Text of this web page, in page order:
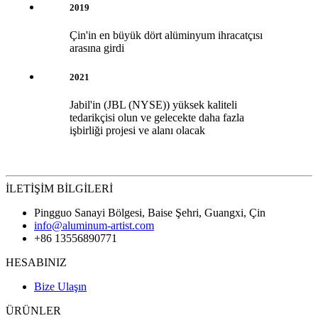
2019
Çin'in en büyük dört alüminyum ihracatçısı
arasına girdi
2021
Jabil'in (JBL (NYSE)) yüksek kaliteli
tedarikçisi olun ve gelecekte daha fazla
işbirliği projesi ve alanı olacak
İLETİŞİM BİLGİLERİ
Pingguo Sanayi Bölgesi, Baise Şehri, Guangxi, Çin
info@aluminum-artist.com
+86 13556890771
HESABINIZ
Bize Ulaşın
ÜRÜNLER